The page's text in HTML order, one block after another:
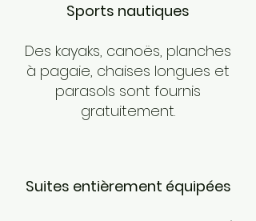
Sports nautiques
Des kayaks, canoës, planches
à pagaie, chaises longues et
parasols sont fournis
gratuitement.
Suites entièrement équipées